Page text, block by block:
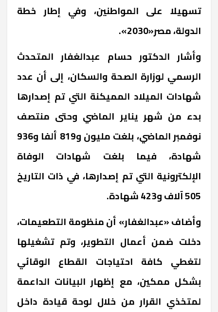
تسهيلا على المواطنين، وفي إطار خطة
الدولة، مصر«2030».
وأشار الدكتور حسام عبدالغفار المتحدث
الرسمي لوزارة الصحة والسكان، إلى أن عدد
شهادات الميلاد المميكنة التي تم إصدارها
بدء من شهر يناير الماضي وحتى منتصف
نوفمبر الماضي، بلغت مليون و819 ألفا و936
شهادة، فيما بلغت شهادات الوفاة
الإلكترونية التي تم إصدارها، في ذات التاريخ
505 آلاف و423 شهادة.
وأضاف «عبدالغفار» أن منظومة التطعيمات،
دخلت ضمن أعمال التطوير، وتم تشغيلها
لتغطي كافة احتياجات القطاع الوقائي
بشكل ممكين، مع إظهار البيانات الداعمة
لمتخذي القرار من خلال لوحة قيادة داخل